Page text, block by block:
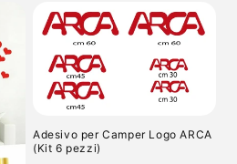
listino
Adesivo per Camper Logo ARCA
(Kit 6 pezzi)